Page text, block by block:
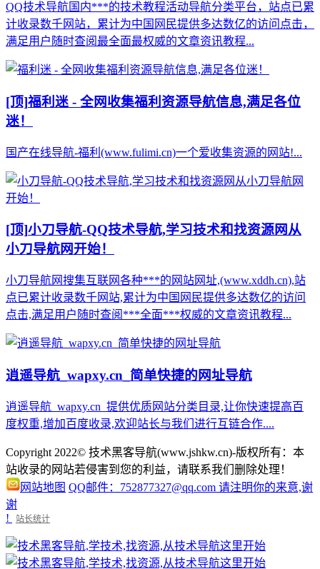
QQ技术导航国内***的技术教程活动导航分类平台，站点已累
计收录数千网站，累计为中国网民提供多达数亿的访问点击，
满足用户随时查阅最全面最权威的文章资讯教程...
[顶]福利迷 - 全网收集福利资源导航信息,满足各位
迷！
国产在线导航-福利(www.fulimi.cn)一个爱收集资源的网站!...
[顶]小刀导航-QQ技术导航,学习技术和找资源网从
小刀导航网开始！
小刀导航网搜集互联网各种***的网站网址,(www.xddh.cn),站
点已累计收录数千网站,累计为中国网民提供多达数亿的访问
点击,满足用户随时查阅***全面***权威的文章资讯教程...
逍遥导航_wapxy.cn_简单快捷的网址导航
逍遥导航_wapxy.cn_提供优质网站分类目录,让你快速提高百
度权重,增加百度收录,欢迎站长与我们进行互链合作....
Copyright 2022© 技术黑客导航(www.jshkw.cn)-版权所有：本
站收录的网站若侵害到您的利益，请联系我们删除处理！
网站地图 QQ邮件：752877327@qq.com 请注明你的来意,谢
谢
!
站长统计